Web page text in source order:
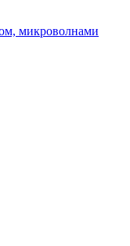
микроволнами